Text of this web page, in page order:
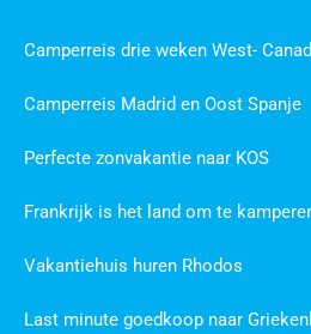
Camperreis drie weken West-
Camperreis Madrid en Oost Spanje
Perfecte zonvakantie naar KOS
Frankrijk is het land om te
Vakantiehuis huren Rhodos
Last minute goedkoop naar